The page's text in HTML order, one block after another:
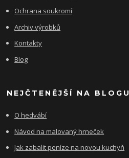
Ochrana soukromí
Archiv výrobků
Kontakty
Blog
NEJČTENĚJŠÍ NA BLOGU
O hedvábí
Návod na malovaný hrneček
Jak zabalit peníze na novou kuchyň